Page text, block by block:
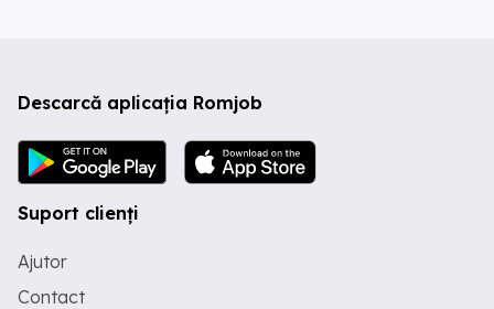
Descarcă aplicația Romjob
Suport clienți
Ajutor
Contact